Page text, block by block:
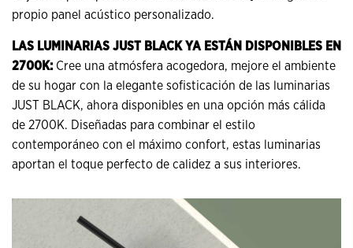
propio panel acústico personalizado.
LAS LUMINARIAS JUST BLACK YA ESTÁN DISPONIBLES EN
2700K: Cree una atmósfera acogedora, mejore el ambiente
de su hogar con la elegante sofisticación de las luminarias
JUST BLACK, ahora disponibles en una opción más cálida
de 2700K. Diseñadas para combinar el estilo
contemporáneo con el máximo confort, estas luminarias
aportan el toque perfecto de calidez a sus interiores.